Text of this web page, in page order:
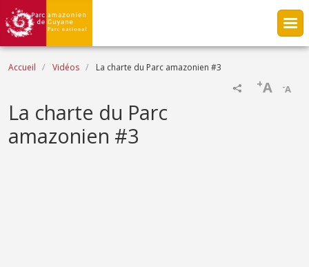
Aller au contenu principal
Fil d'Ariane
Accueil Vidéos La charte du Parc amazonien #3
-A
+A
Name
La charte du Parc
amazonien #3